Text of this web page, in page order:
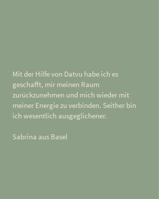
Mit der Hilfe von Datvu habe ich es
geschafft, mir meinen Raum
zurückzunehmen und mich wieder mit
meiner Energie zu verbinden. Seither bin
ich wesentlich ausgeglichener.
Sabrina aus Basel